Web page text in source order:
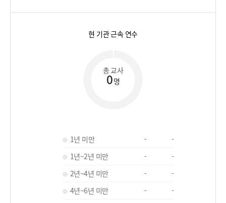
현 기관 근속 연수
총 교사
0명
1년 미만 -
-
1년~2년 미만
-
-
2년~4년 미만
-
-
4년~6년 미만
-
-